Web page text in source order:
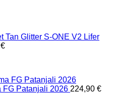
S-ONE V2 Lifer
€
FG Patanjali 2026 224,90 €